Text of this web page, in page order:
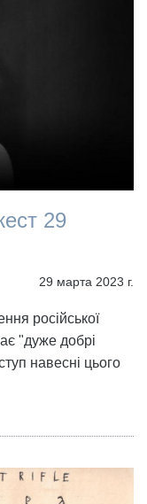
29
29 марта 2023 г.
російської
"дуже добрі
навесні цього